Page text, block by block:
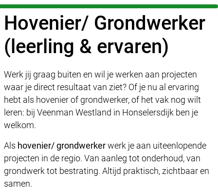
Hovenier/ Grondwerker
(leerling & ervaren)
Werk jij graag buiten en wil je werken aan projecten
waar je direct resultaat van ziet? Of je nu al ervaring
hebt als hovenier of grondwerker, of het vak nog wilt
leren: bij Veenman Westland in Honselersdijk ben je
welkom.
Als hovenier/ grondwerker werk je aan uiteenlopende
projecten in de regio. Van aanleg tot onderhoud, van
grondwerk tot bestrating. Altijd praktisch, zichtbaar en
samen.